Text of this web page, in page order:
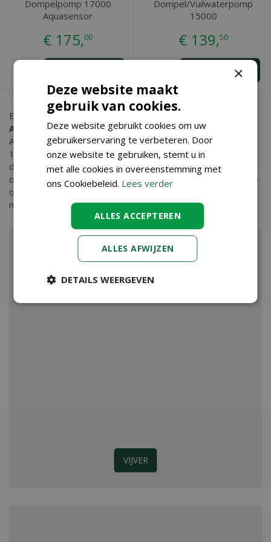
Dompelpomp 17000
Aquasensor
€ 175,00
Dompel/Vuilwaterpomp
15000
€ 139,50
BESTEL
Bent u op zoek naar
Aquasensor? Bij Tuincenter Vincent in Dendermonde, nabij
Aalst, Gent en Sint Niklaas, vindt u Dompel/Vuilwaterpomp
19500 Aquasensor en nog vele andere tuinartikelen. Kopen
doet u eenvoudig in onze webshop. Wilt u meer informatie
over Dompel/Vuilwaterpomp 19500 Aquasensor dan bent u
ook van harte welkom in ons tuincenter waar onze ervaren
medewerkers u kunnen adviseren. Graag tot ziens!
VIJVER
×
Deze website maakt
gebruik van cookies.
Deze website gebruikt cookies om uw
gebruikerservaring te verbeteren. Door
onze website te gebruiken, stemt u in
met alle cookies in overeenstemming met
ons Cookiebeleid. Lees verder
ALLES ACCEPTEREN
ALLES AFWIJZEN
DETAILS WEERGEVEN